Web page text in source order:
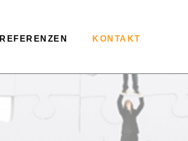
REFERENZEN KONTAKT